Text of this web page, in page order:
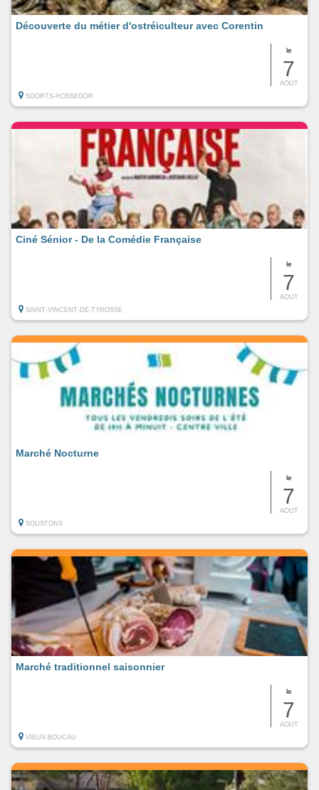
le
7
AOUT
Découverte du métier d'ostréiculteur avec Corentin
SOORTS-HOSSEGOR
le
7
AOUT
Ciné Sénior - De la Comédie Française
SAINT-VINCENT-DE-TYROSSE
le
7
AOUT
Marché Nocturne
SOUSTONS
le
7
AOUT
Marché traditionnel saisonnier
VIEUX-BOUCAU